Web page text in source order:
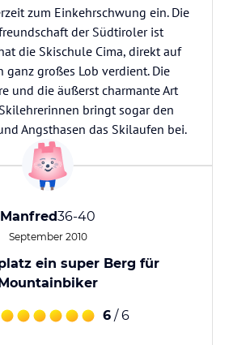
zum Einkehrschwung ein. Die
der Südtiroler ist
die Skischule Cima, direkt auf
ganz großes Lob verdient. Die
und die äußerst charmante Art
bringt sogar den
Angsthasen das Skilaufen bei.
Manfred36-40
September 2010
ein super Berg für
6 / 6